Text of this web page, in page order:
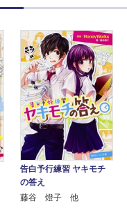
告白予行練習 ヤキモチ
の答え
藤谷 燈子 他